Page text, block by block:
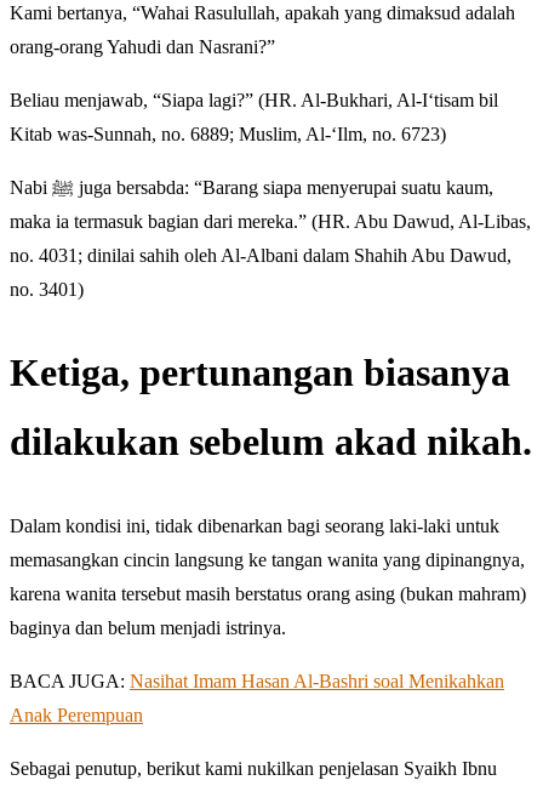
Kami bertanya, “Wahai Rasulullah, apakah yang dimaksud adalah
orang-orang Yahudi dan Nasrani?”
Beliau menjawab, “Siapa lagi?” (HR. Al-Bukhari, Al-I‘tisam bil
Kitab was-Sunnah, no. 6889; Muslim, Al-‘Ilm, no. 6723)
Nabi ﷺ juga bersabda: “Barang siapa menyerupai suatu kaum,
maka ia termasuk bagian dari mereka.” (HR. Abu Dawud, Al-Libas,
no. 4031; dinilai sahih oleh Al-Albani dalam Shahih Abu Dawud,
no. 3401)
Ketiga, pertunangan biasanya
dilakukan sebelum akad nikah.
Dalam kondisi ini, tidak dibenarkan bagi seorang laki-laki untuk
memasangkan cincin langsung ke tangan wanita yang dipinangnya,
karena wanita tersebut masih berstatus orang asing (bukan mahram)
baginya dan belum menjadi istrinya.
BACA JUGA: Nasihat Imam Hasan Al-Bashri soal Menikahkan
Anak Perempuan
Sebagai penutup, berikut kami nukilkan penjelasan Syaikh Ibnu